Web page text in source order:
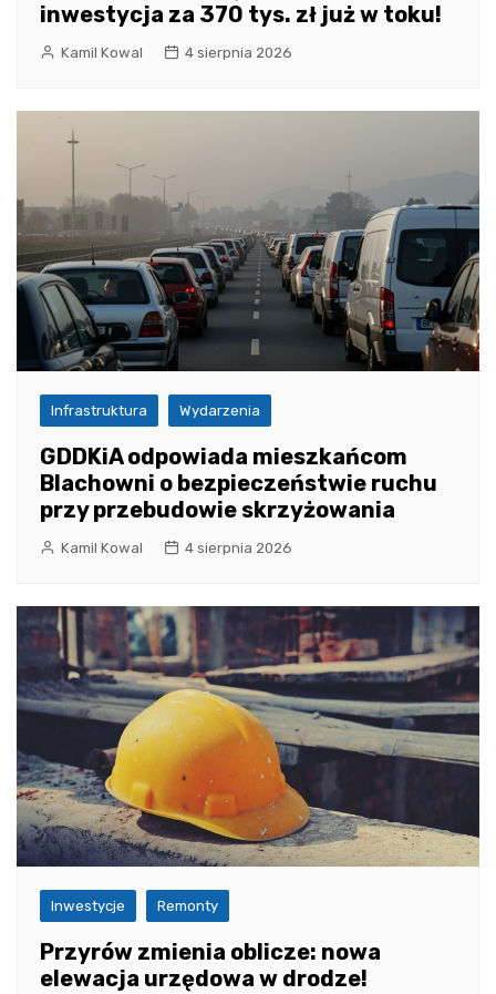
inwestycja za 370 tys. zł już w toku!
Kamil Kowal 4 sierpnia 2026
Infrastruktura Wydarzenia
GDDKiA odpowiada mieszkańcom
Blachowni o bezpieczeństwie ruchu
przy przebudowie skrzyżowania
Kamil Kowal 4 sierpnia 2026
Inwestycje Remonty
Przyrów zmienia oblicze: nowa
elewacja urzędowa w drodze!